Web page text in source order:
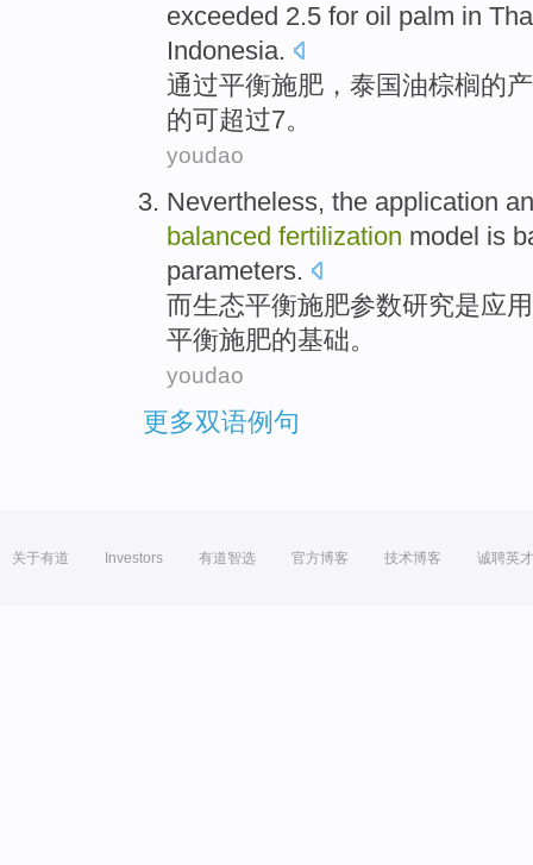
exceeded 2.5 for oil palm in
Indonesia.
通过平衡施肥 ， 泰国油棕榈的
的可超过7。
youdao
Nevertheless, the application
balanced fertilization model is
parameters.
而生态平衡施肥参数研究是应用
平衡施肥的基础。
youdao
更多双语例句
关于有道 Investors 有道智选 官方博客 技术博客 诚聘英才